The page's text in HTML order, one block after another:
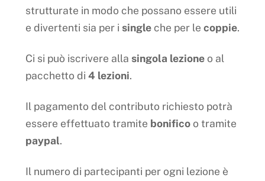
strutturate in modo che possano essere utili
e divertenti sia per i singleche per le coppie.
Ci si può iscrivere alla singola lezioneo al
pacchetto di 4 lezioni.
Il pagamento del contributo richiesto potrà
essere effettuato tramite bonificoo tramite
paypal.
Il numero di partecipanti per ogni lezione è